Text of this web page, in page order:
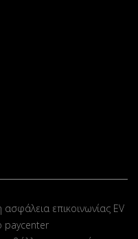
επικοινωνίας EV
paycenter